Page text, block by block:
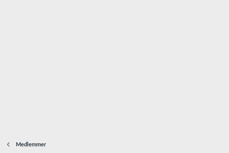
Medlemmer